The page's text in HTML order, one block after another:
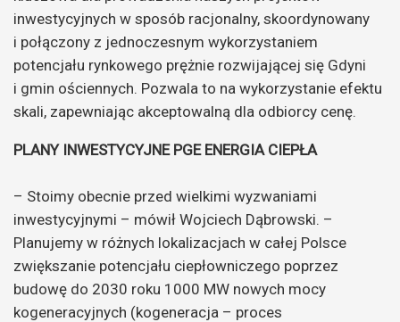
inwestycyjnych w sposób racjonalny, skoordynowany
i połączony z jednoczesnym wykorzystaniem
potencjału rynkowego prężnie rozwijającej się Gdyni
i gmin ościennych. Pozwala to na wykorzystanie efektu
skali, zapewniając akceptowalną dla odbiorcy cenę.
PLANY INWESTYCYJNE PGE ENERGIA CIEPŁA
– Stoimy obecnie przed wielkimi wyzwaniami
inwestycyjnymi – mówił Wojciech Dąbrowski. –
Planujemy w różnych lokalizacjach w całej Polsce
zwiększanie potencjału ciepłowniczego poprzez
budowę do 2030 roku 1000 MW nowych mocy
kogeneracyjnych (kogeneracja – proces